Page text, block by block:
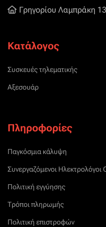
Γρηγορίου Λαμπράκη
Κατάλογος
Συσκευές τηλεματικής
Αξεσουάρ
Πληροφορίες
Παγκόσμια κάλυψη
Συνεργαζόμενοι
Πολιτική εγγύησης
Τρόποι πληρωμής
Πολιτική επιστροφών